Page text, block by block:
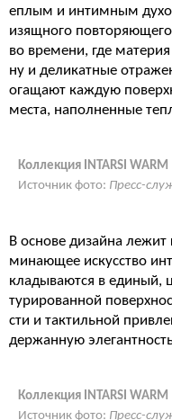
еплым и интимным
изящного
во времени, где материя
ну и деликатные
огащают каждую
места, наполненные
Коллекция INTARSI WARM
Источник фото: Пресс-
В основе дизайна
минающее искусство
кладываются в единый,
турированной
сти и тактильной
держанную
Коллекция INTARSI WARM
Источник фото: Пресс-